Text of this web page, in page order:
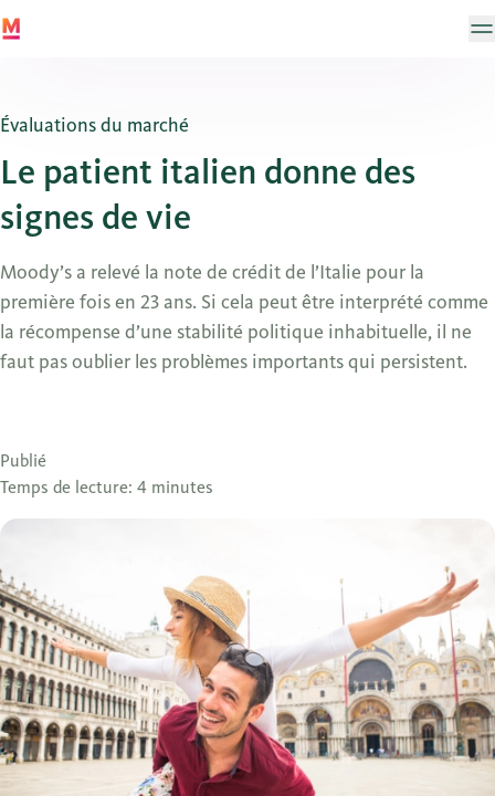
Évaluations du marché
Le patient italien donne des
signes de vie
Moody’s a relevé la note de crédit de l’Italie pour la
première fois en 23 ans. Si cela peut être interprété comme
la récompense d’une stabilité politique inhabituelle, il ne
faut pas oublier les problèmes importants qui persistent.
Publié
Temps de lecture: 4 minutes